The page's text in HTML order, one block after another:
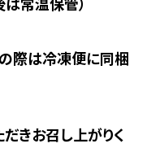
は常温保管）
際は冷凍便に同梱
きお召し上がりく